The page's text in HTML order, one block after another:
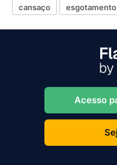
cansaço
esgotamento
Acesso